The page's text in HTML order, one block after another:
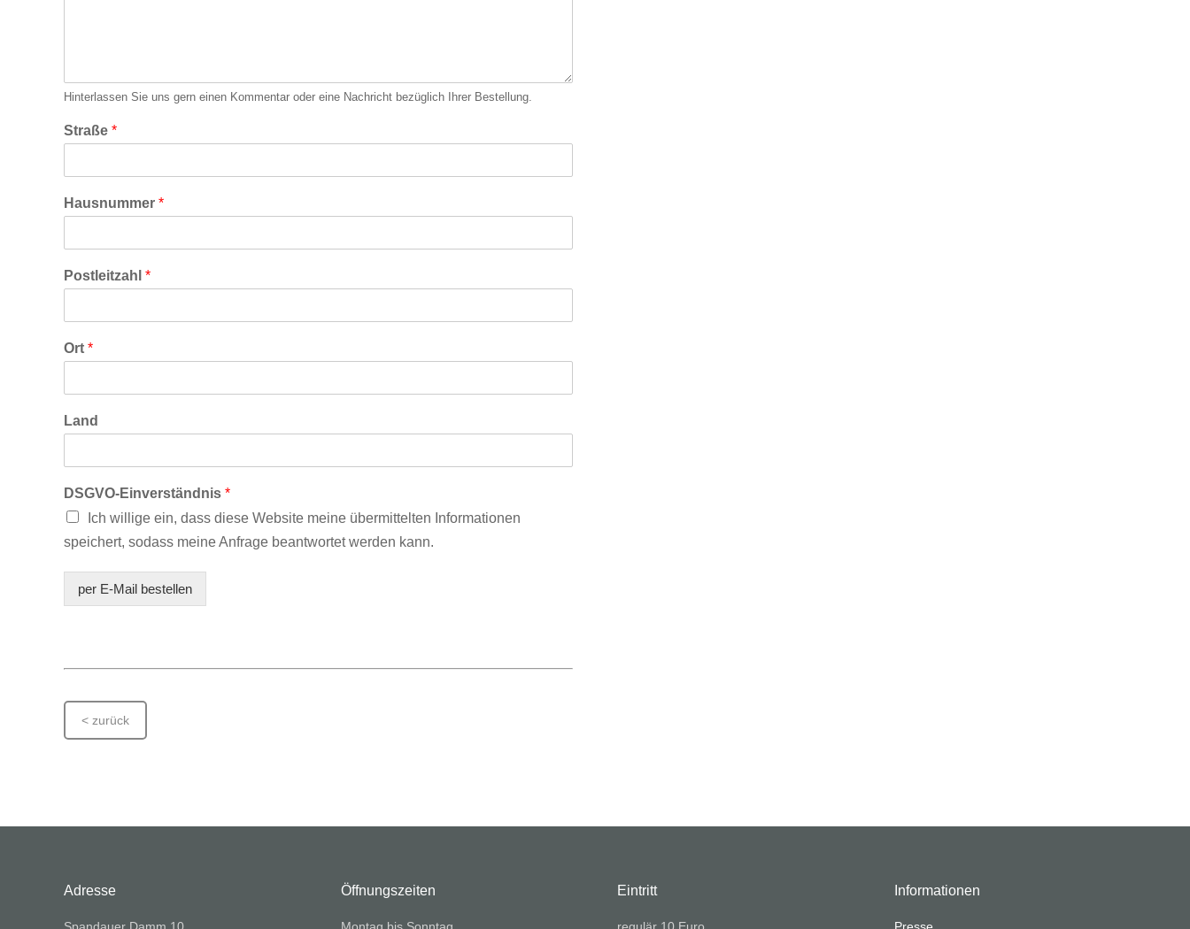
Hinterlassen Sie uns gern einen Kommentar oder eine Nachricht bezüglich Ihrer Bestellung.
Straße *
Hausnummer *
Postleitzahl *
Ort *
Land
DSGVO-Einverständnis *
Ich willige ein, dass diese Website meine übermittelten Informationen
speichert, sodass meine Anfrage beantwortet werden kann.
per E-Mail bestellen
< zurück
Adresse
Spandauer Damm 10
Öffnungszeiten
Montag bis Sonntag
Eintritt
regulär 10 Euro
Informationen
Presse